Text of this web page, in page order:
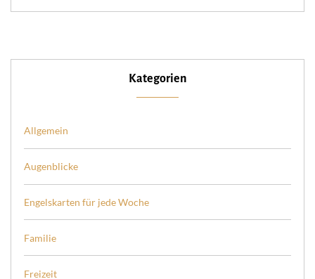
Kategorien
Allgemein
Augenblicke
Engelskarten für jede Woche
Familie
Freizeit